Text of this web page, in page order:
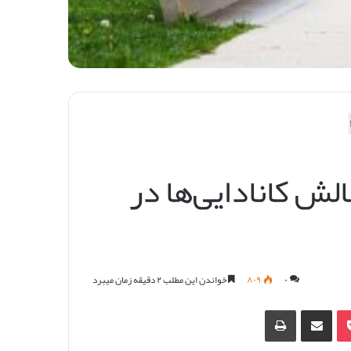
کانادایی‌ها در
۰ ۸۰۹ خواندن این مطلب ۲ دقیقه زمان میبرد
پاکت اشتراک گذاری از طریق ایمیل چاپ